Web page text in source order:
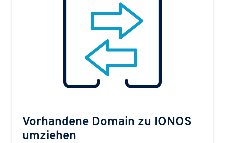
Vorhandene Domain zu IONOS
umziehen